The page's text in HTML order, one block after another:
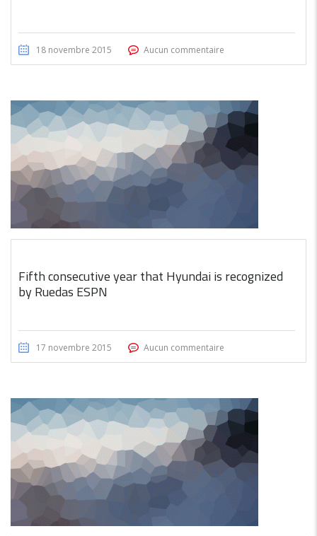
18 novembre 2015 Aucun commentaire
Fifth consecutive year that Hyundai is recognized
by Ruedas ESPN
17 novembre 2015 Aucun commentaire